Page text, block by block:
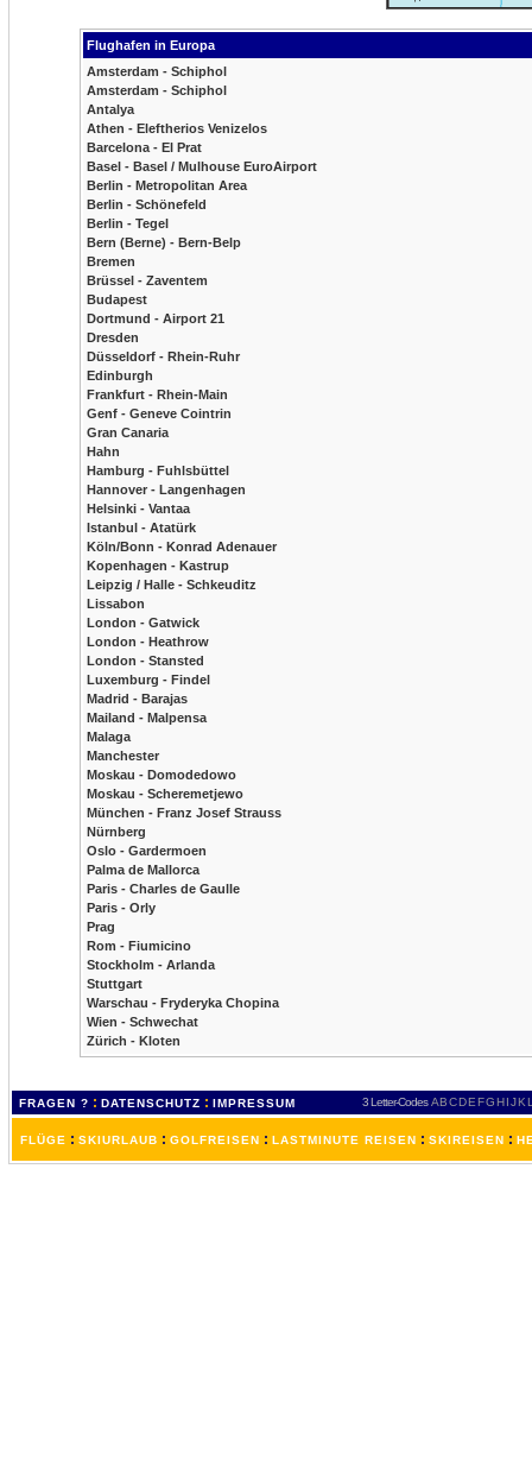
Flughafen in Europa
Amsterdam - Schiphol
Amsterdam - Schiphol
Antalya
Athen - Eleftherios Venizelos
Barcelona - El Prat
Basel - Basel / Mulhouse EuroAirport
Berlin - Metropolitan Area
Berlin - Schönefeld
Berlin - Tegel
Bern (Berne) - Bern-Belp
Bremen
Brüssel - Zaventem
Budapest
Dortmund - Airport 21
Dresden
Düsseldorf - Rhein-Ruhr
Edinburgh
Frankfurt - Rhein-Main
Genf - Geneve Cointrin
Gran Canaria
Hahn
Hamburg - Fuhlsbüttel
Hannover - Langenhagen
Helsinki - Vantaa
Istanbul - Atatürk
Köln/Bonn - Konrad Adenauer
Kopenhagen - Kastrup
Leipzig / Halle - Schkeuditz
Lissabon
London - Gatwick
London - Heathrow
London - Stansted
Luxemburg - Findel
Madrid - Barajas
Mailand - Malpensa
Malaga
Manchester
Moskau - Domodedowo
Moskau - Scheremetjewo
München - Franz Josef Strauss
Nürnberg
Oslo - Gardermoen
Palma de Mallorca
Paris - Charles de Gaulle
Paris - Orly
Prag
Rom - Fiumicino
Stockholm - Arlanda
Stuttgart
Warschau - Fryderyka Chopina
Wien - Schwechat
Zürich - Kloten
FRAGEN ? : DATENSCHUTZ : IMPRESSUM 3 Letter-Codes ABCDEFGH IJKL
FLÜGE : SKIURLAUB : GOLFREISEN : LASTMINUTE REISEN : SKIREISEN :